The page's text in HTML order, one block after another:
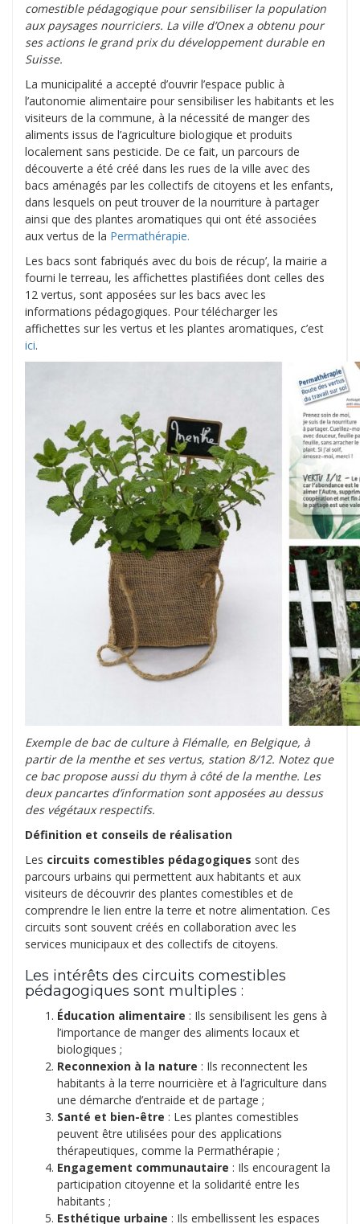
comestible pédagogique pour sensibiliser la population
aux paysages nourriciers. La ville d’Onex a obtenu pour
ses actions le grand prix du développement durable en
Suisse.
La municipalité a accepté d’ouvrir l’espace public à
l’autonomie alimentaire pour sensibiliser les habitants et les
visiteurs de la commune, à la nécessité de manger des
aliments issus de l’agriculture biologique et produits
localement sans pesticide. De ce fait, un parcours de
découverte a été créé dans les rues de la ville avec des
bacs aménagés par les collectifs de citoyens et les enfants,
dans lesquels on peut trouver de la nourriture à partager
ainsi que des plantes aromatiques qui ont été associées
aux vertus de la Permathérapie.
Les bacs sont fabriqués avec du bois de récup’, la mairie a
fourni le terreau, les affichettes plastifiées dont celles des
12 vertus, sont apposées sur les bacs avec les
informations pédagogiques. Pour télécharger les
affichettes sur les vertus et les plantes aromatiques, c’est
ici.
Exemple de bac de culture à Flémalle, en Belgique, à
partir de la menthe et ses vertus, station 8/12. Notez que
ce bac propose aussi du thym à côté de la menthe. Les
deux pancartes d’information sont apposées au dessus
des végétaux respectifs.
Définition et conseils de réalisation
Les circuits comestibles pédagogiques sont des
parcours urbains qui permettent aux habitants et aux
visiteurs de découvrir des plantes comestibles et de
comprendre le lien entre la terre et notre alimentation. Ces
circuits sont souvent créés en collaboration avec les
services municipaux et des collectifs de citoyens.
Les intérêts des circuits comestibles
pédagogiques sont multiples :
Éducation alimentaire : Ils sensibilisent les gens à
l’importance de manger des aliments locaux et
biologiques ;
Reconnexion à la nature : Ils reconnectent les
habitants à la terre nourricière et à l’agriculture dans
une démarche d’entraide et de partage ;
Santé et bien-être : Les plantes comestibles
peuvent être utilisées pour des applications
thérapeutiques, comme la Permathérapie ;
Engagement communautaire : Ils encouragent la
participation citoyenne et la solidarité entre les
habitants ;
Esthétique urbaine : Ils embellissent les espaces